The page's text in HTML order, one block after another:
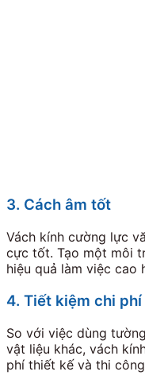
3. Cách âm tốt
Vách kính cường lực
cực tốt. Tạo một môi
hiệu quả làm việc cao
4. Tiết kiệm chi phí
So với việc dùng
vật liệu khác, vách
phí thiết kế và thi